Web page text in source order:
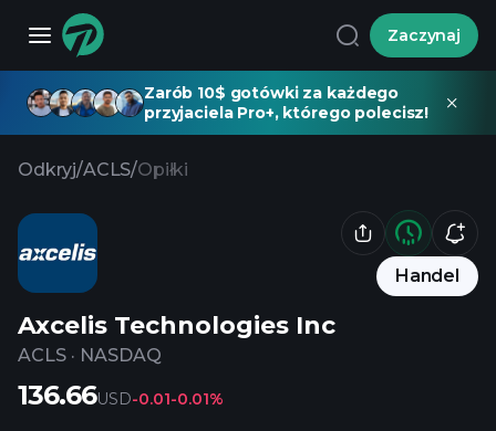
Zaczynaj
Zarób 10$ gotówki za każdego
przyjaciela Pro+, którego polecisz!
Odkryj/ACLS/Opiłki
Handel
Axcelis Technologies Inc
ACLS · NASDAQ
136.66USD-0.01-0.01%